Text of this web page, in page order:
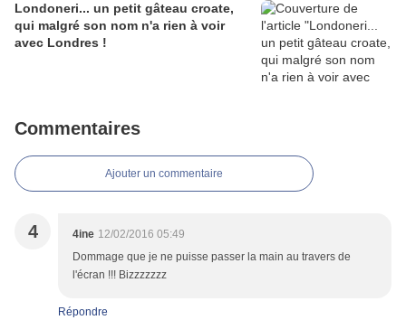
Londoneri... un petit gâteau croate,
qui malgré son nom n'a rien à voir
avec Londres !
Commentaires
Ajouter un commentaire
4 4ine 12/02/2016 05:49
Dommage que je ne puisse passer la main au travers de
l'écran !!! Bizzzzzzz
Répondre